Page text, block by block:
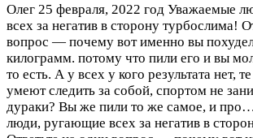
Олег 25 февраля, 2022 год Уважаемые
всех за негатив в сторону турбослима!
вопрос — почему вот именно вы
килограмм. потому что пили его и вы
то есть. А у всех у кого результата нет,
умеют следить за собой, спортом не
дураки? Вы же пили то же самое, и про…
люди, ругающие всех за негатив в